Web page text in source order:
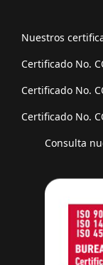
Nuestros
Certificado No.
Certificado No.
Certificado No.
Consulta